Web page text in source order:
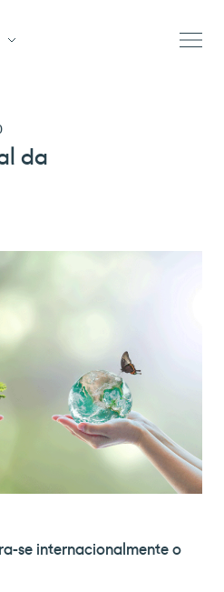
da
se internacionalmente o